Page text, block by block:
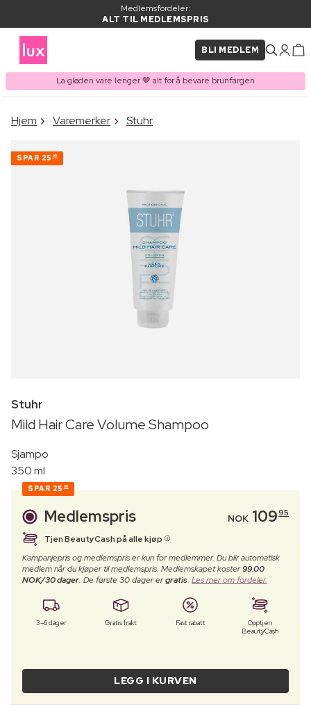
Medlemsfordeler:
ALT TIL MEDLEMSPRIS
BLI MEDLEM
La gløden vare lenger 🤎 alt for å bevare brunfargen
VARE LAGT I
Hjem Varemerker Stuhr
SPAR 25 00
Stuhr
Mild Hair Care Volume Shampoo
Sjampo
350 ml
SPAR 25 00
Medlemspris NOK 10995
Tjen BeautyCash på alle kjøp
Kampanjepris og medlemspris er kun for medlemmer. Du blir automatisk
medlem når du kjøper til medlemspris. Medlemskapet koster99.00
NOK/30 dager. De første 30 dager ergratis. Les mer om fordeler.
3–6 dager Gratis frakt Fast rabatt
Opptjen
BeautyCash
LEGG I KURVEN